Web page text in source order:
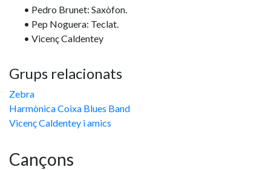
• Pedro Brunet: Saxòfon.
• Pep Noguera: Teclat.
• Vicenç Caldentey
Grups relacionats
Zebra
Harmònica Coixa Blues Band
Vicenç Caldentey i amics
Cançons